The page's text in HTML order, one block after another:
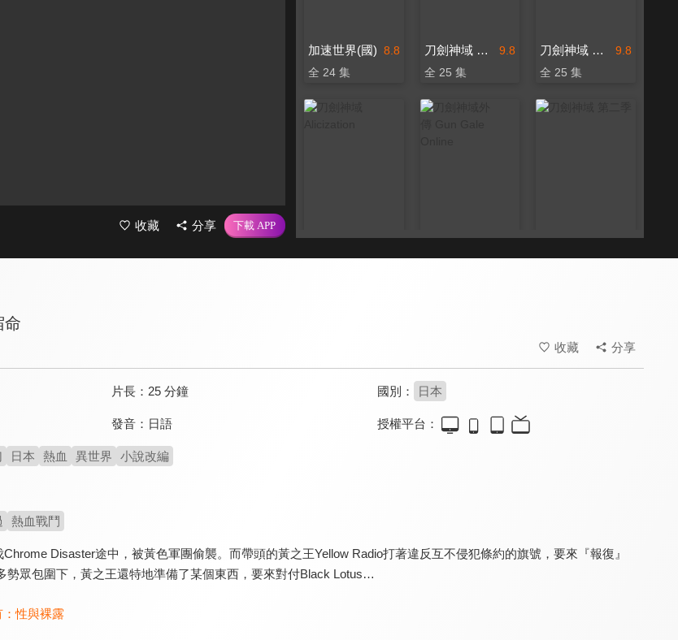
收藏 分享
8.8
加速世界(國)
全 24 集
9.8
刀劍神域 第一季
全 25 集
9.8
刀劍神域 第一季(國)
全 25 集
收藏 分享
片長： 25 分鐘 國別： 日本
發音： 日語 授權平台：
日本 熱血 異世界 小說改編
熱血戰鬥
Disaster途中，被黃色軍團偷襲。而帶頭的黃之王Yellow Radio打著違反互不侵犯條約的旗號，要來『報復』
勢眾包圍下，黃之王還特地準備了某個東西，要來對付Black Lotus…
：性與裸露